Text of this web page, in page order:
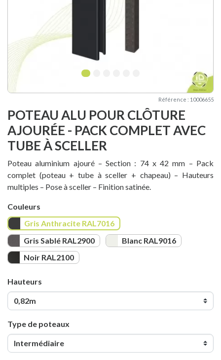
1
Référence : 10006655
POTEAU ALU POUR CLÔTURE
AJOURÉE - PACK COMPLET AVEC
TUBE À SCELLER
Poteau aluminium ajouré – Section : 74 x 42 mm – Pack
complet (poteau + tube à sceller + chapeau) – Hauteurs
multiples – Pose à sceller – Finition satinée.
Couleurs
Gris Anthracite RAL7016
Gris Anthracite RAL7016
Gris Sablé RAL2900
Gris Sablé RAL2900
Blanc RAL9016
Blanc RAL9016
Noir RAL2100
Noir RAL2100
Hauteurs
Type de poteaux